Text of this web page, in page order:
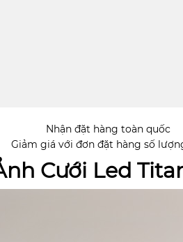
Nhận đặt hàng toàn quốc
Giảm giá với đơn đặt hàng số
Cưới Led